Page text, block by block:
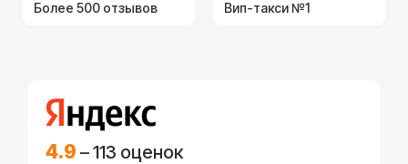
Более 500 отзывов Вип-такси №1
4.9 – 113 оценок